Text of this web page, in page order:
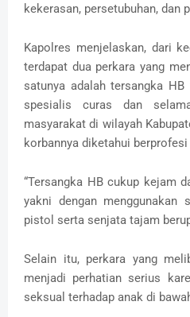
kekerasan, persetubuhan, dan
Kapolres menjelaskan, dari
terdapat dua perkara yang
satunya adalah tersangka
spesialis curas dan
masyarakat di wilayah
korbannya diketahui
“Tersangka HB cukup kejam
yakni dengan menggunakan
pistol serta senjata tajam
Selain itu, perkara yang
menjadi perhatian serius
seksual terhadap anak di